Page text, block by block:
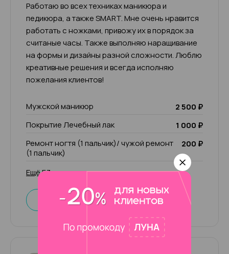
Работаю во всех техниках маникюра и
педикюра, а также SMART. Мне очень нравится
работать с ножками, привожу их в порядок за
считаные часы. Также выполняю наращивание
на формы и дизайны разной сложности. Люблю
креативные решения и всегда исполняю
пожелания клиентов!
Мужской маникюр
2 500 ₽
Покрытие Лечебный лак
1 000 ₽
Ремонт ногтя (1 пальчик)/ чужой ремонт
(1 пальчик)
200 ₽
Ещё 53 услуги
Записаться